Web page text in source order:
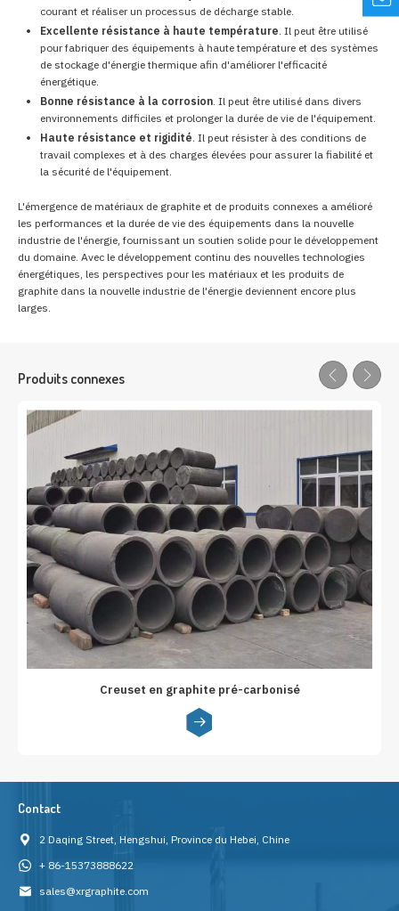
courant et réaliser un processus de décharge stable.
Excellente résistance à haute température. Il peut être utilisé
pour fabriquer des équipements à haute température et des systèmes
de stockage d'énergie thermique afin d'améliorer l'efficacité
énergétique.
Bonne résistance à la corrosion. Il peut être utilisé dans divers
environnements difficiles et prolonger la durée de vie de l'équipement.
Haute résistance et rigidité. Il peut résister à des conditions de
travail complexes et à des charges élevées pour assurer la fiabilité et
la sécurité de l'équipement.
L'émergence de matériaux de graphite et de produits connexes a amélioré
les performances et la durée de vie des équipements dans la nouvelle
industrie de l'énergie, fournissant un soutien solide pour le développement
du domaine. Avec le développement continu des nouvelles technologies
énergétiques, les perspectives pour les matériaux et les produits de
graphite dans la nouvelle industrie de l'énergie deviennent encore plus
larges.
Produits connexes
Creuset en graphite pré-carbonisé
Contact
2 Daqing Street, Hengshui, Province du Hebei, Chine
+ 86-15373888622
sales@xrgraphite.com